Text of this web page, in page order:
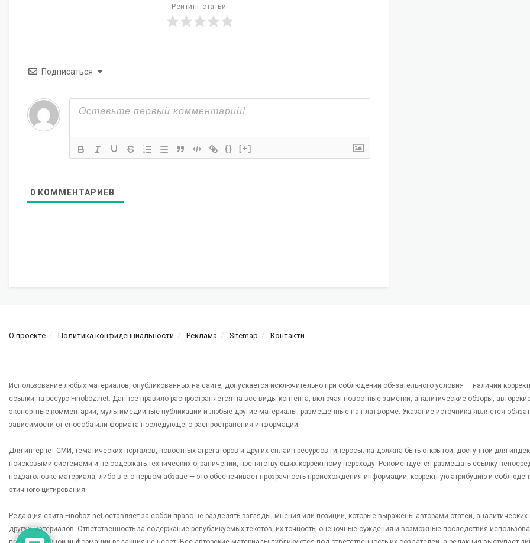
Рейтинг статьи
Подписаться
{} [+]
0 КОММЕНТАРИЕВ
О проекте Политика конфиденциальности Реклама Sitemap Контакти
Использование любых материалов, опубликованных на сайте, допускается исключительно при соблюдении обязательного условия — наличии
ссылки на ресурс Finoboz.net. Данное правило распространяется на все виды контента, включая новостные заметки, аналитические обзоры,
экспертные комментарии, мультимедийные публикации и любые другие материалы, размещённые на платформе. Указание источника является
зависимости от способа или формата последующего распространения информации.
Для интернет-СМИ, тематических порталов, новостных агрегаторов и других онлайн-ресурсов гиперссылка должна быть открытой, доступной для
поисковыми системами и не содержать технических ограничений, препятствующих корректному переходу. Рекомендуется размещать ссылку
подзаголовке материала, либо в его первом абзаце — это обеспечивает прозрачность происхождения информации, корректную атрибуцию и
этичного цитирования.
Редакция сайта Finoboz.net оставляет за собой право не разделять взгляды, мнения или позиции, которые выражены авторами статей, аналитических
других материалов. Ответственность за содержание републикуемых текстов, их точность, оценочные суждения и возможные последствия